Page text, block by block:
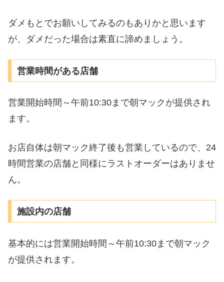
ダメもとでお願いしてみるのもありかと思います
が、ダメだった場合は素直に諦めましょう。
営業時間がある店舗
営業開始時間～午前10:30まで朝マックが提供され
ます。
お店自体は朝マック終了後も営業しているので、24
時間営業の店舗と同様にラストオーダーはありませ
ん。
施設内の店舗
基本的には営業開始時間～午前10:30まで朝マック
が提供されます。